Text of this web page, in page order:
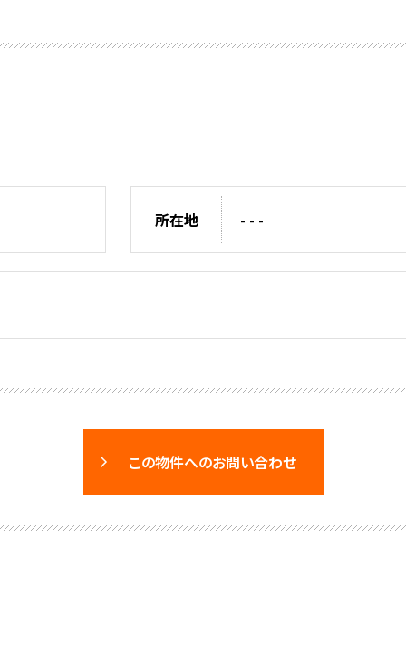
所在地 - - -
この物件へのお問い合わせ